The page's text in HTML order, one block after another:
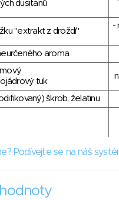
dusitanů
"extrakt z droždí"
-
aroma
tuk
škrob, želatinu
Podívejte se na náš